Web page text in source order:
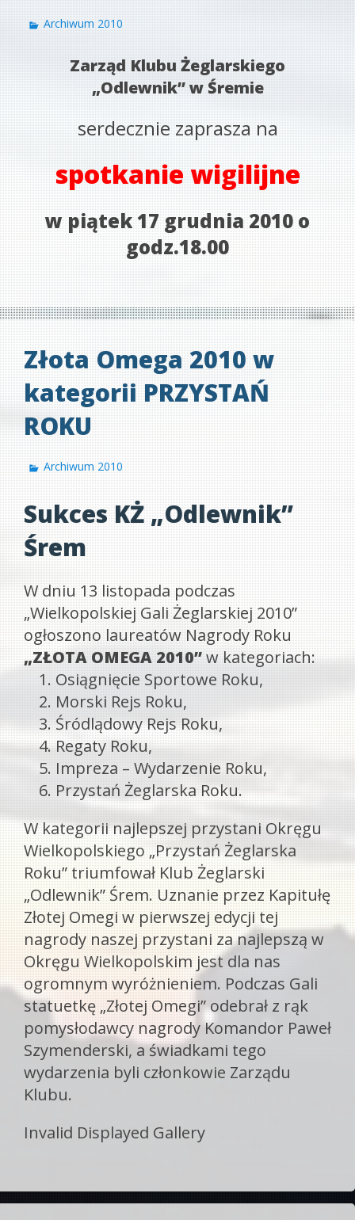
Archiwum 2010
Zarząd Klubu Żeglarskiego
„Odlewnik” w Śremie
serdecznie zaprasza na
spotkanie wigilijne
w piątek 17 grudnia 2010 o
godz.18.00
Złota Omega 2010 w
kategorii PRZYSTAŃ
ROKU
Archiwum 2010
Sukces KŻ „Odlewnik”
Śrem
W dniu 13 listopada podczas
„Wielkopolskiej Gali Żeglarskiej 2010”
ogłoszono laureatów Nagrody Roku
„ZŁOTA OMEGA 2010”w kategoriach:
Osiągnięcie Sportowe Roku,
Morski Rejs Roku,
Śródlądowy Rejs Roku,
Regaty Roku,
Impreza – Wydarzenie Roku,
Przystań Żeglarska Roku.
W kategorii najlepszej przystani Okręgu
Wielkopolskiego „Przystań Żeglarska
Roku” triumfował Klub Żeglarski
„Odlewnik” Śrem. Uznanie przez Kapitułę
Złotej Omegi w pierwszej edycji tej
nagrody naszej przystani za najlepszą w
Okręgu Wielkopolskim jest dla nas
ogromnym wyróżnieniem. Podczas Gali
statuetkę „Złotej Omegi” odebrał z rąk
pomysłodawcy nagrody Komandor Paweł
Szymenderski, a świadkami tego
wydarzenia byli członkowie Zarządu
Klubu.
Invalid Displayed Gallery